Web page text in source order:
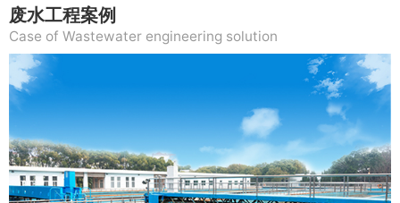
废水工程案例
Case of Wastewater engineering solution